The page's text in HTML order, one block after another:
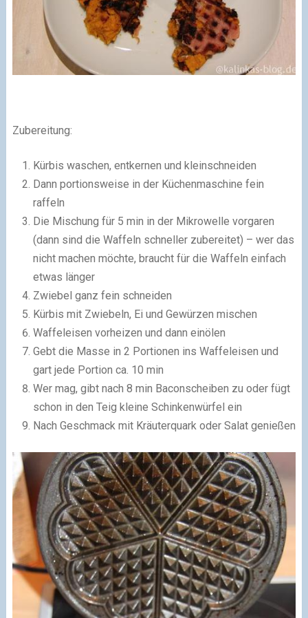
Zubereitung:
Kürbis waschen, entkernen und kleinschneiden
Dann portionsweise in der Küchenmaschine fein
raffeln
Die Mischung für 5 min in der Mikrowelle vorgaren
(dann sind die Waffeln schneller zubereitet) – wer das
nicht machen möchte, braucht für die Waffeln einfach
etwas länger
Zwiebel ganz fein schneiden
Kürbis mit Zwiebeln, Ei und Gewürzen mischen
Waffeleisen vorheizen und dann einölen
Gebt die Masse in 2 Portionen ins Waffeleisen und
gart jede Portion ca. 10 min
Wer mag, gibt nach 8 min Baconscheiben zu oder fügt
schon in den Teig kleine Schinkenwürfel ein
Nach Geschmack mit Kräuterquark oder Salat genießen